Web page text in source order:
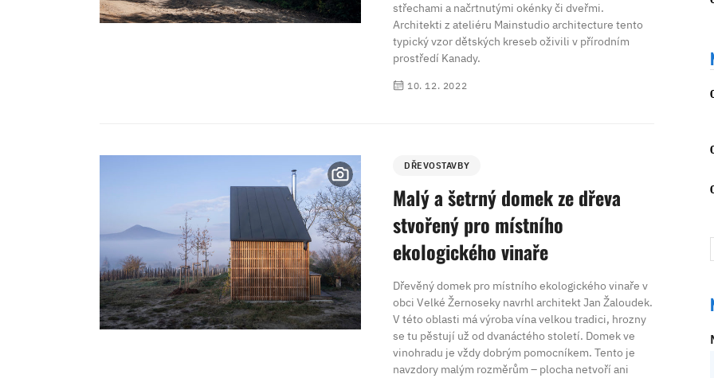
střechami a načrtnutými okénky či dveřmi.
Architekti z ateliéru Mainstudio architecture tento
typický vzor dětských kreseb oživili v přírodním
prostředí Kanady.
10. 12. 2022
DŘEVOSTAVBY
Malý a šetrný domek ze dřeva
stvořený pro místního
ekologického vinaře
Dřevěný domek pro místního ekologického vinaře v
obci Velké Žernoseky navrhl architekt Jan Žaloudek.
V této oblasti má výroba vína velkou tradici, hrozny
se tu pěstují už od dvanáctého století. Domek ve
vinohradu je vždy dobrým pomocníkem. Tento je
navzdory malým rozměrům – plocha netvoří ani